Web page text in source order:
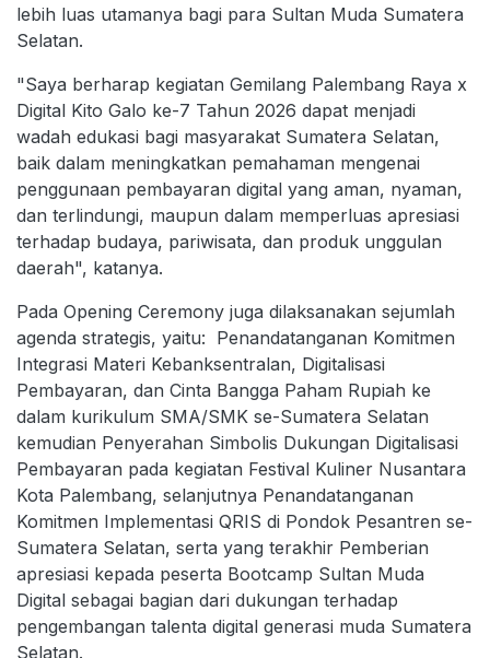
lebih luas utamanya bagi para Sultan Muda Sumatera
Selatan.
"Saya berharap kegiatan Gemilang Palembang Raya x
Digital Kito Galo ke-7 Tahun 2026 dapat menjadi
wadah edukasi bagi masyarakat Sumatera Selatan,
baik dalam meningkatkan pemahaman mengenai
penggunaan pembayaran digital yang aman, nyaman,
dan terlindungi, maupun dalam memperluas apresiasi
terhadap budaya, pariwisata, dan produk unggulan
daerah", katanya.
Pada Opening Ceremony juga dilaksanakan sejumlah
agenda strategis, yaitu: Penandatanganan Komitmen
Integrasi Materi Kebanksentralan, Digitalisasi
Pembayaran, dan Cinta Bangga Paham Rupiah ke
dalam kurikulum SMA/SMK se-Sumatera Selatan
kemudian Penyerahan Simbolis Dukungan Digitalisasi
Pembayaran pada kegiatan Festival Kuliner Nusantara
Kota Palembang, selanjutnya Penandatanganan
Komitmen Implementasi QRIS di Pondok Pesantren se-
Sumatera Selatan, serta yang terakhir Pemberian
apresiasi kepada peserta Bootcamp Sultan Muda
Digital sebagai bagian dari dukungan terhadap
pengembangan talenta digital generasi muda Sumatera
Selatan.